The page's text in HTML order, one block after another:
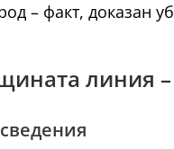
– факт, доказан
линия